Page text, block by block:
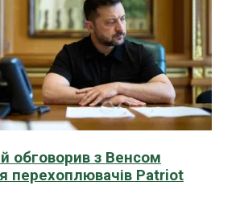
обговорив з Венсом
перехоплювачів Patriot